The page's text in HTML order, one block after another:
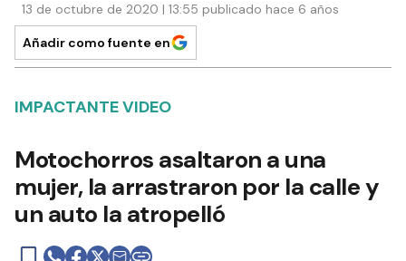
13 de octubre de 2020 | 13:55 publicado hace 6 años
Añadir como fuente en
IMPACTANTE VIDEO
Motochorros asaltaron a una
mujer, la arrastraron por la calle y
un auto la atropelló